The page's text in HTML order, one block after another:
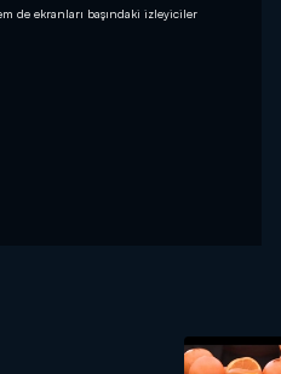
de ekranları başındaki izleyiciler